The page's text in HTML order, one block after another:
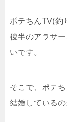
ポテちんTV(釣
後半のアラサ
いです。
そこで、ポテ
結婚している